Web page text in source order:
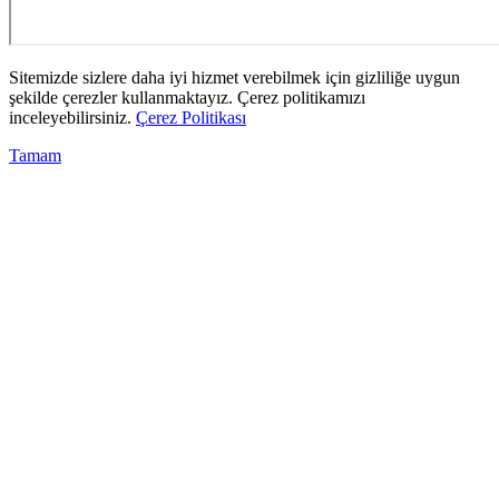
Sitemizde sizlere daha iyi hizmet verebilmek için gizliliğe uygun
şekilde çerezler kullanmaktayız. Çerez politikamızı
inceleyebilirsiniz. Çerez Politikası
Tamam